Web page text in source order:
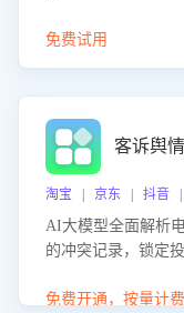
免费试用
客诉舆
淘宝 | 京东 | 抖音 |
AI大模型全面解析
的冲突记录，锁定
置差评防控，提升客
免费开通，按量计费